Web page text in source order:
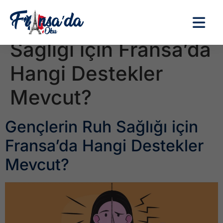
Etiket:Gençlerin Ruh
Sağlığı için Fransa’da
Hangi Destekler
Mevcut?
Gençlerin Ruh Sağlığı için
Fransa’da Hangi Destekler
Mevcut?